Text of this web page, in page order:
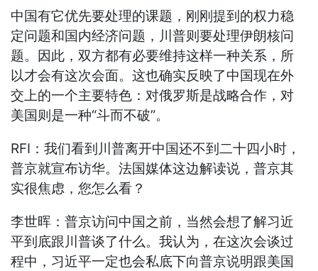
中国有它优先要处理的课题，刚刚提到的权力稳
定问题和国内经济问题，川普则要处理伊朗核问
题。因此，双方都有必要维持这样一种关系，所
以才会有这次会面。这也确实反映了中国现在外
交上的一个主要特色：对俄罗斯是战略合作，对
美国则是一种“斗而不破”。
RFI：我们看到川普离开中国还不到二十四小时，
普京就宣布访华。法国媒体这边解读说，普京其
实很焦虑，您怎么看？
李世晖：普京访问中国之前，当然会想了解习近
平到底跟川普谈了什么。我认为，在这次会谈过
程中，习近平一定也会私底下向普京说明跟美国